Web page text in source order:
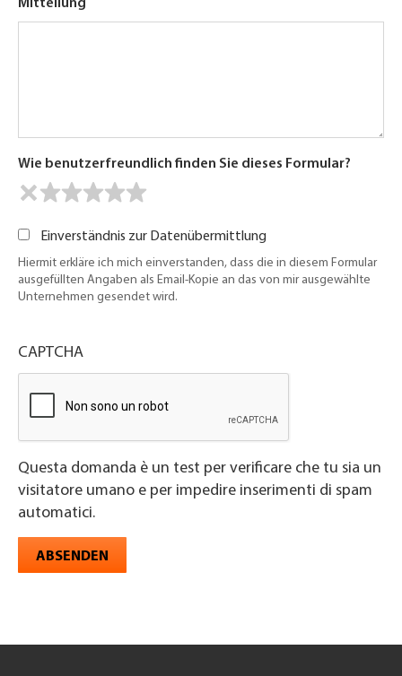
Mitteilung
Wie benutzerfreundlich finden Sie dieses Formular?
Einverständnis zur Datenübermittlung
Hiermit erkläre ich mich einverstanden, dass die in diesem Formular
ausgefüllten Angaben als Email-Kopie an das von mir ausgewählte
Unternehmen gesendet wird.
CAPTCHA
Questa domanda è un test per verificare che tu sia un
visitatore umano e per impedire inserimenti di spam
automatici.
ABSENDEN